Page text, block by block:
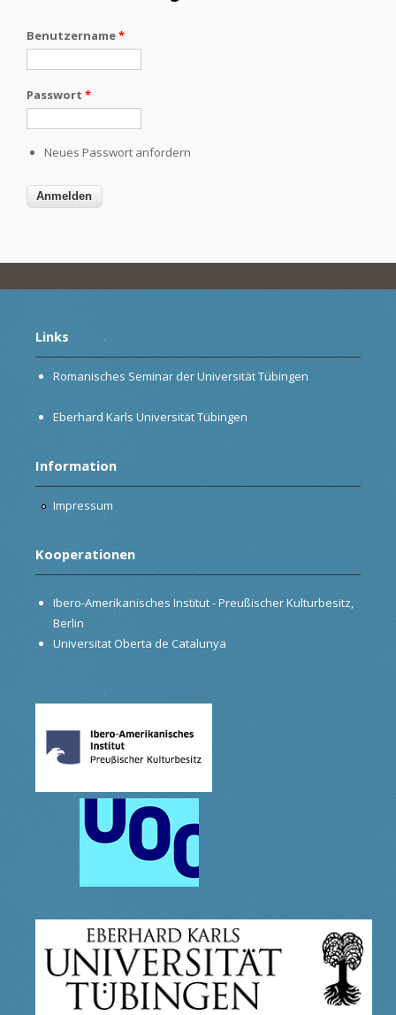
Benutzername*
Passwort *
Neues Passwort anfordern
Links
Romanisches Seminar der Universität Tübingen
Eberhard Karls Universität Tübingen
Information
Impressum
Kooperationen
Ibero-Amerikanisches Institut - Preußischer Kulturbesitz,
Berlin
Universitat Oberta de Catalunya